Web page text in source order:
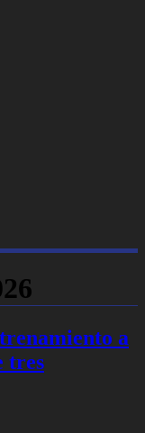
a
tres